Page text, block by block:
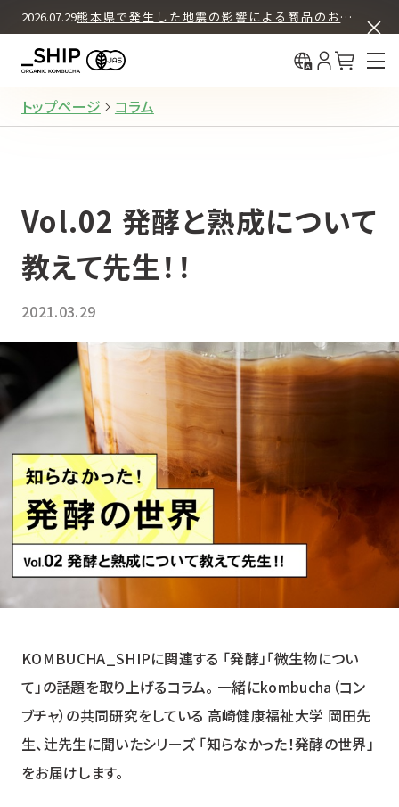
2026.07.29 熊本県で発生した地震の影響による商品のお届けについて
12本セット
12本セット
4本セット
REGULAR PRODUCTS
ORIGINAL
オリジナル
YUZU HEADS
ユズ ヘッズ
SHISO FUTURE
シソ フューチャー
ホップ ブリーズ
What's KOMBUCHA
How We Brew
About _SHIP
COLUMN
BUY & DRINK
中国（简体
中國（繁體
トップページ コラム
Vol.02 発酵と熟成について
教えて先生！！
2021.03.29
KOMBUCHA_SHIPに関連する 「発酵」「微生物につい
て」の話題を取り上げるコラム。 一緒にkombucha（コン
ブチャ）の共同研究をしている 高崎健康福祉大学 岡田先
生、辻先生に聞いたシリーズ 「知らなかった！発酵の世界」
をお届けします。